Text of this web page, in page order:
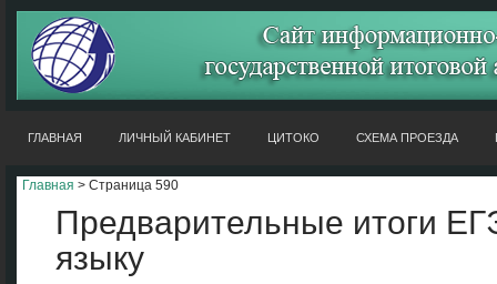
ГЛАВНАЯ ЛИЧНЫЙ КАБИНЕТ ЦИТОКО СХЕМА ПРОЕЗДА
Главная > Страница 590
Предварительные итоги
языку